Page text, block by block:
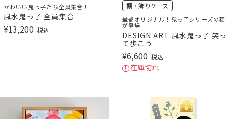
かわいい鬼っ子たち全員集合！
風水鬼っ子 全員集合
¥13,200 税込
棚・飾りケース
織部オリジナル！鬼っ子シリーズの額
が登場
DESIGN ART 風水鬼っ子 笑っ
て歩こう
¥6,600 税込
在庫切れ